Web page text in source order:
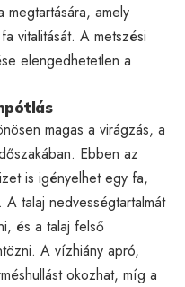
amely
vitalitását. A metszési
elengedhetetlen a
magas a virágzás, a
Ebben az
is igényelhet egy fa,
talaj nedvességtartalmát
és a talaj felső
A vízhiány apró,
okozhat, míg a